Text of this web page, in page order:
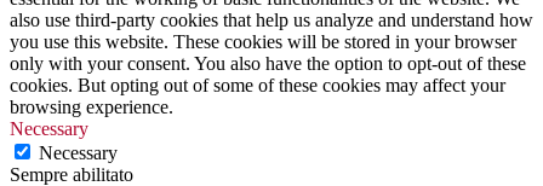
also use third-party cookies that help us analyze and understand how
you use this website. These cookies will be stored in your browser
only with your consent. You also have the option to opt-out of these
cookies. But opting out of some of these cookies may affect your
browsing experience.
Necessary
Necessary
Sempre abilitato